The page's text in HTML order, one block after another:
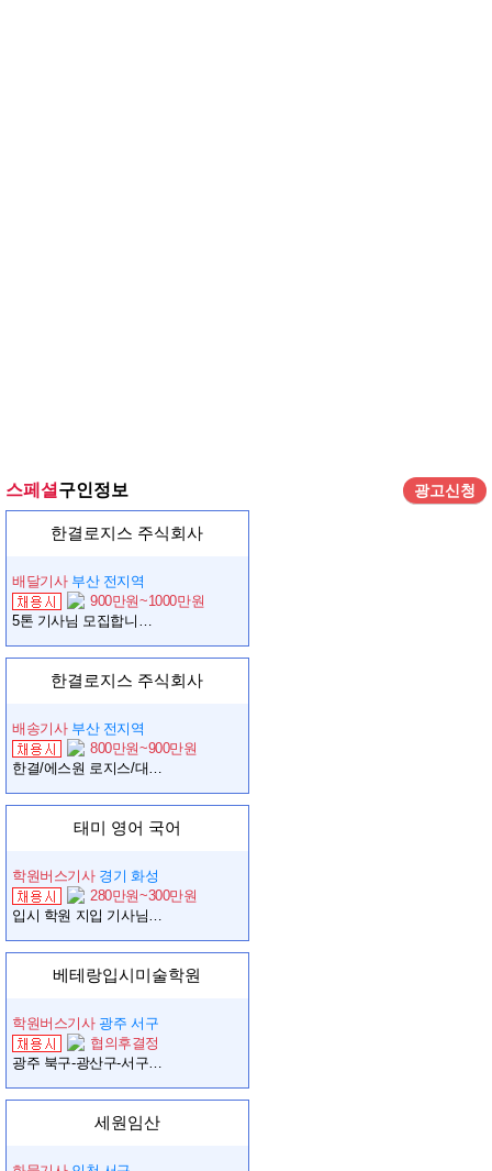
스페셜 구인정보 광고신청
한결로지스 주식회사
배달기사 부산 전지역
900만원~1000만원
5톤 기사님 모집합니다(경남권전부 배차가능,물량많음,회사지원차량가능) 운전만 하시면 됩니다.
한결로지스 주식회사
배송기사 부산 전지역
800만원~900만원
한결/에스원 로지스/대기업물량/기사님채용/운전만/상하차/가까운지역배차/
태미 영어 국어
학원버스기사 경기 화성
280만원~300만원
입시 학원 지입 기사님을 모십니다. (함께 오래도록 했으면 합니다. )
베테랑입시미술학원
학원버스기사 광주 서구
협의후결정
광주 북구-광산구-서구 학원버스 지입기사님 구합니다.
세원임산